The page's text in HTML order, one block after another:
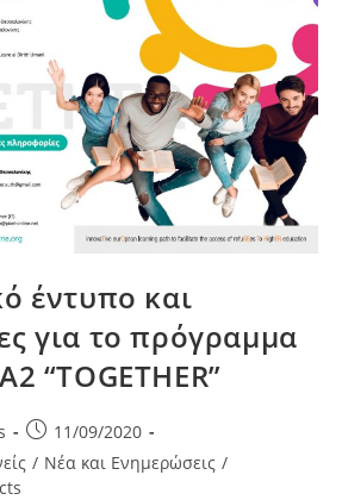
έντυπο και
για το πρόγραμμα
“TOGETHER”
Post
published:
11/09/2020
/ Νέα και Ενημερώσεις /